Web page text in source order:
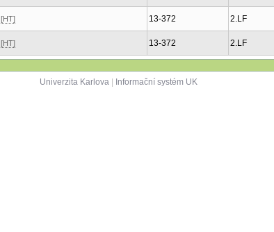
[HT] 13-372 2.LF
[HT] 13-372 2.LF
Univerzita Karlova| Informační systém UK